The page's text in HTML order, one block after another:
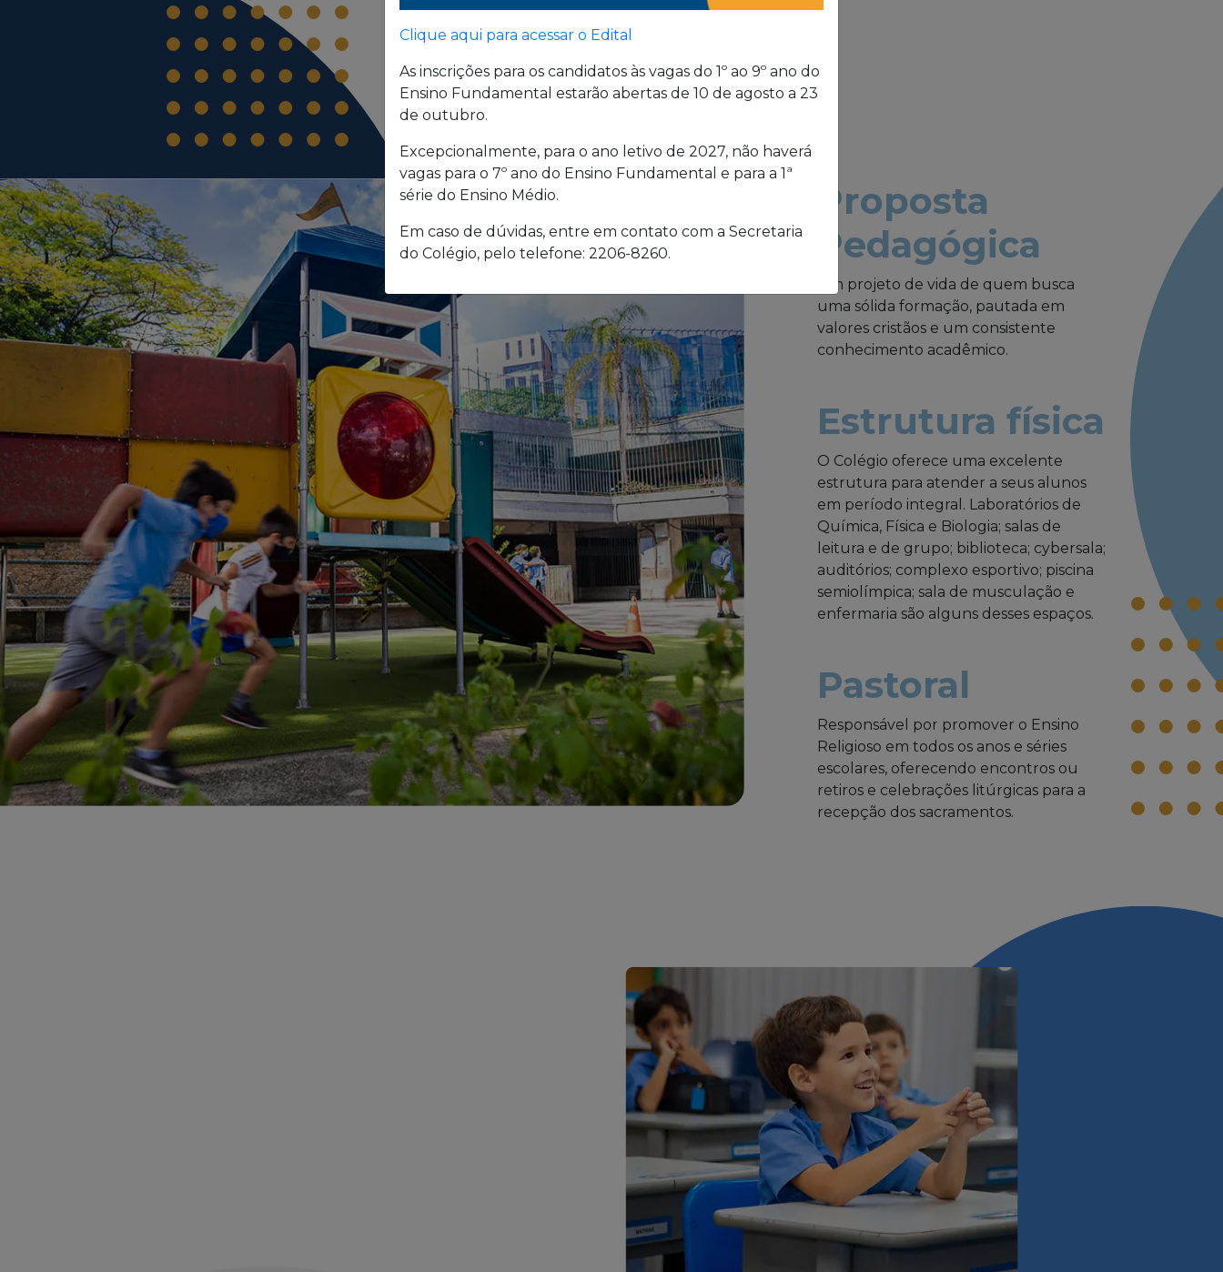
Proposta
Pedagógica
Um projeto de vida de quem busca
uma sólida formação, pautada em
valores cristãos e um consistente
conhecimento acadêmico.
Estrutura física
O Colégio oferece uma excelente
estrutura para atender a seus alunos
em período integral. Laboratórios de
Química, Física e Biologia; salas de
leitura e de grupo; biblioteca; cybersala;
auditórios; complexo esportivo; piscina
semiolímpica; sala de musculação e
enfermaria são alguns desses espaços.
Pastoral
Responsável por promover o Ensino
Religioso em todos os anos e séries
escolares, oferecendo encontros ou
retiros e celebrações litúrgicas para a
recepção dos sacramentos.
Clique aqui para acessar o Edital
As inscrições para os candidatos às vagas do 1º ao 9º ano do
Ensino Fundamental estarão abertas de 10 de agosto a 23
de outubro.
Excepcionalmente, para o ano letivo de 2027, não haverá
vagas para o 7º ano do Ensino Fundamental e para a 1ª
série do Ensino Médio.
Em caso de dúvidas, entre em contato com a Secretaria
do Colégio, pelo telefone: 2206-8260.